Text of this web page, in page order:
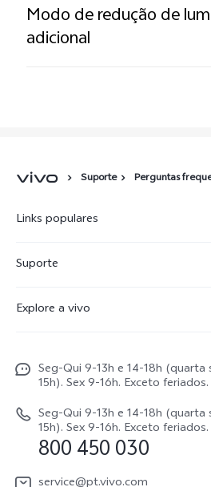
Modo de redução de
adicional
Suporte Perguntas
Links populares
X300Pro
V70
V70 FE
Watch GT 2
Suporte
Atualização do sistema
Manual do utilizador
Atualizar registo
Política de garantia
Explore a vivo
Carreiras ao vivo
Avisos legais
Sobre nós
Sustentabilidade
Seg-Qui 9-13h e 14-18h
15h). Sex 9-16h. Exceto feriados.
Seg-Qui 9-13h e 14-18h
15h). Sex 9-16h. Exceto feriados.
800 450 030